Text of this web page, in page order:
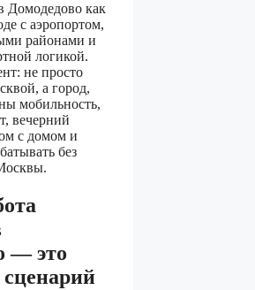
Домодедово как
с аэропортом,
районами и
логикой.
не просто
а город,
мобильность,
вечерний
с домом и
без
— это